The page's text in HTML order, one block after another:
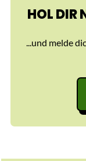
HOL DIR
...und melde